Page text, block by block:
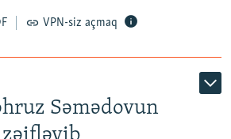
VPN-siz açmaq
Səmədovun